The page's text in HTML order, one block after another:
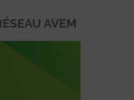
AVEM